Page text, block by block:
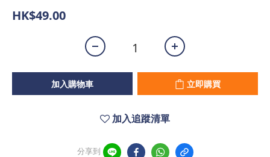
HK$49.00
加入購物車 立即購買
加入追蹤清單
分享到